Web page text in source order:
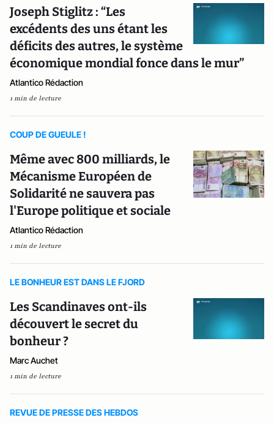
Joseph Stiglitz : “Les
excédents des uns étant les
déficits des autres, le système
économique mondial fonce dans le mur”
Atlantico Rédaction
1 min de lecture
COUP DE GUEULE !
Même avec 800 milliards, le
Mécanisme Européen de
Solidarité ne sauvera pas
l'Europe politique et sociale
Atlantico Rédaction
1 min de lecture
LE BONHEUR EST DANS LE FJORD
Les Scandinaves ont-ils
découvert le secret du
bonheur ?
Marc Auchet
1 min de lecture
REVUE DE PRESSE DES HEBDOS